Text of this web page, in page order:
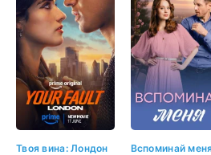
Твоя вина: Лондон
Вспоминай